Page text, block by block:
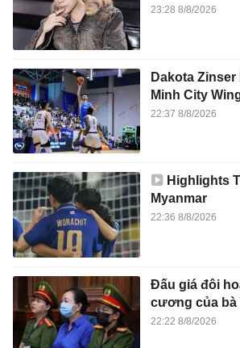
23:28 8/8/2026
Dakota
Minh City
22:37 8/8/2026
Highlights
Myanmar
22:36 8/8/2026
Đấu giá đôi
cương của bà
22:22 8/8/2026